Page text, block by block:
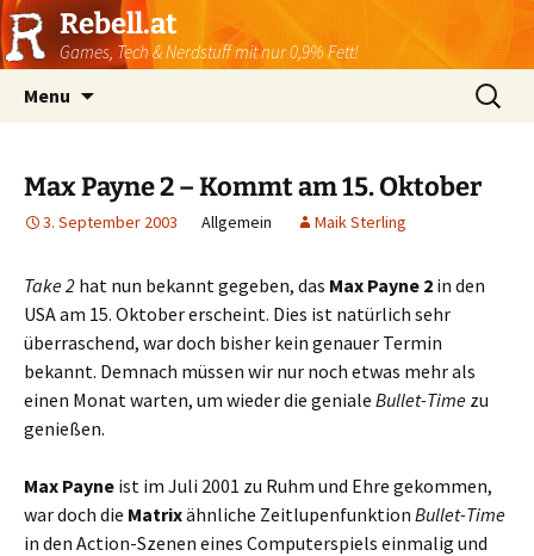
Rebell.at
Games, Tech & Nerdstuff mit nur 0,9% Fett!
Menu
Suchen
nach:
Max Payne 2 – Kommt am 15. Oktober
3. September 2003 Allgemein Maik Sterling
Take 2 hat nun bekannt gegeben, das Max Payne 2 in den
USA am 15. Oktober erscheint. Dies ist natürlich sehr
überraschend, war doch bisher kein genauer Termin
bekannt. Demnach müssen wir nur noch etwas mehr als
einen Monat warten, um wieder die geniale Bullet-Time zu
genießen.
Max Payne ist im Juli 2001 zu Ruhm und Ehre gekommen,
war doch die Matrixähnliche Zeitlupenfunktion Bullet-Time
in den Action-Szenen eines Computerspiels einmalig und